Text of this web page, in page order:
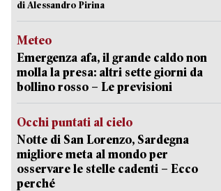
di Alessandro Pirina
Meteo
Emergenza afa, il grande caldo non
molla la presa: altri sette giorni da
bollino rosso – Le previsioni
Occhi puntati al cielo
Notte di San Lorenzo, Sardegna
migliore meta al mondo per
osservare le stelle cadenti – Ecco
perché